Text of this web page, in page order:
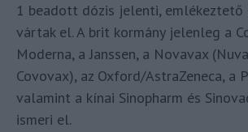
1 beadott dózis jelenti, emlékeztető
vártak el. A brit kormány jelenleg a
Moderna, a Janssen, a Novavax
Covovax), az Oxford/AstraZeneca, a
valamint a kínai Sinopharm és
ismeri el.